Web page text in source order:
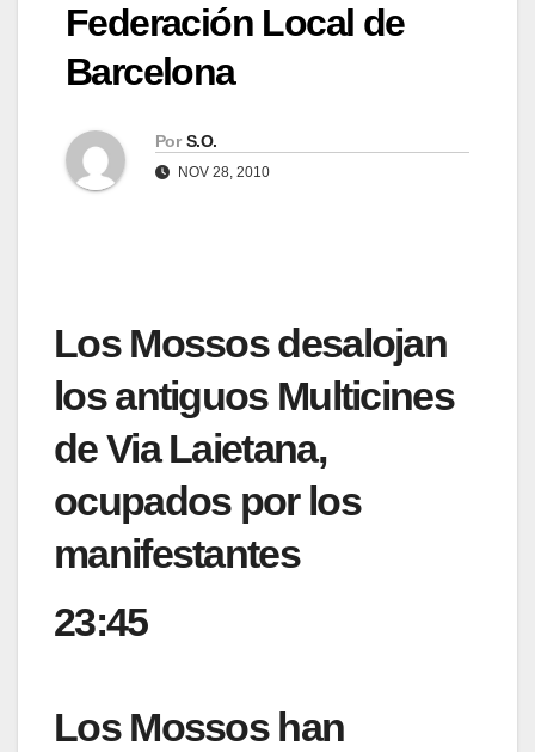
Federación Local de
Barcelona
Por S.O.
NOV 28, 2010
Los Mossos desalojan
los antiguos Multicines
de Via Laietana,
ocupados por los
manifestantes
23:45
Los Mossos han